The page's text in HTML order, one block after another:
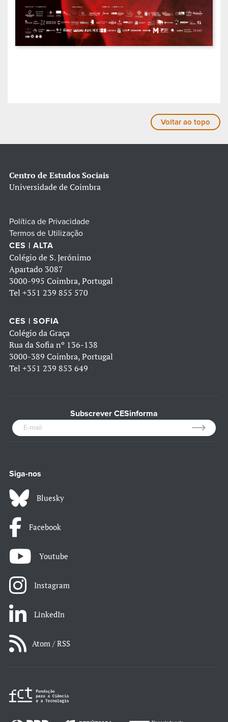
Voltar ao topo
Centro de Estudos Sociais
Universidade de Coimbra
Política de Privacidade
Termos de Utilização
CES | ALTA
Colégio de S. Jerónimo
Apartado 3087
3000-995 Coimbra, Portugal
Tel +351 239 855 570
CES | SOFIA
Colégio da Graça
Rua da Sofia nº 136-138
3000-389 Coimbra, Portugal
Tel +351 239 853 649
Subscrever CESinforma
Siga-nos
Bluesky
Facebook
Youtube
Instagram
LinkedIn
Atom / RSS